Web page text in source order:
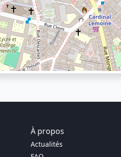
À propos
Actualités